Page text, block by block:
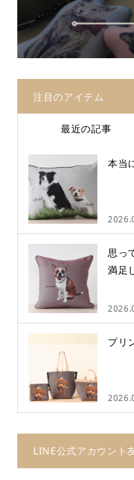
注目のアイテム
最近の記事
本当
思っ
満足
プリ
LINE公式アカウント